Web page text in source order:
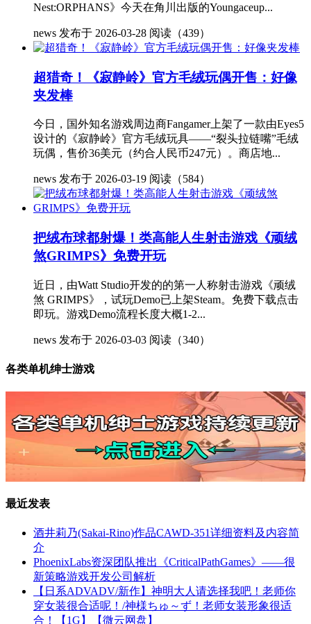
Nest:ORPHANS》今天在角川出版的Youngaceup...
news 发布于 2026-03-28 阅读（439）
超猎奇！《寂静岭》官方毛绒玩偶开售：好像
夹发棒
今日，国外知名游戏周边商Fangamer上架了一款由Eyes5
设计的《寂静岭》官方毛绒玩具——“裂头拉链嘴”毛绒
玩偶，售价36美元（约合人民币247元）。商店地...
news 发布于 2026-03-19 阅读（584）
把绒布球都射爆！类高能人生射击游戏《顽绒
煞GRIMPS》免费开玩
近日，由Watt Studio开发的的第一人称射击游戏《顽绒
煞 GRIMPS》，试玩Demo已上架Steam。免费下载点击
即玩。游戏Demo流程长度大概1-2...
news 发布于 2026-03-03 阅读（340）
各类单机绅士游戏
最近发表
酒井莉乃(Sakai-Rino)作品CAWD-351详细资料及内容简
介
PhoenixLabs资深团队推出《CriticalPathGames》——很
新策略游戏开发公司解析
【日系ADVADV/新作】神明大人请选择我吧！老师你
穿女装很合适呢！/神様ちゅ～ず！老师女装形象很适
合！【1G】【微云网盘】